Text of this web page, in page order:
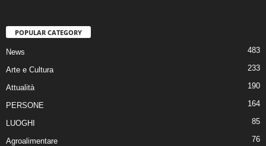
POPULAR CATEGORY
News 483
Arte e Cultura 233
Attualità 190
PERSONE 164
LUOGHI 85
Agroalimentare 76